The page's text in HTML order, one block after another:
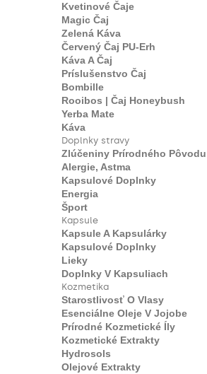
Kvetinové Čaje
Magic Čaj
Zelená Káva
Červený Čaj PU-Erh
Káva A Čaj
Príslušenstvo Čaj
Bombille
Rooibos | Čaj Honeybush
Yerba Mate
Káva
Doplnky stravy
Zlúčeniny Prírodného Pôvodu
Alergie, Astma
Kapsulové Doplnky
Energia
Šport
Kapsule
Kapsule A Kapsulárky
Kapsulové Doplnky
Lieky
Doplnky V Kapsuliach
Kozmetika
Starostlivosť O Vlasy
Esenciálne Oleje V Jojobe
Prírodné Kozmetické Íly
Kozmetické Extrakty
Hydrosols
Olejové Extrakty